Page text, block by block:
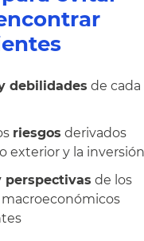
debilidades de cada
riesgos derivados
exterior y la inversión
perspectivas de los